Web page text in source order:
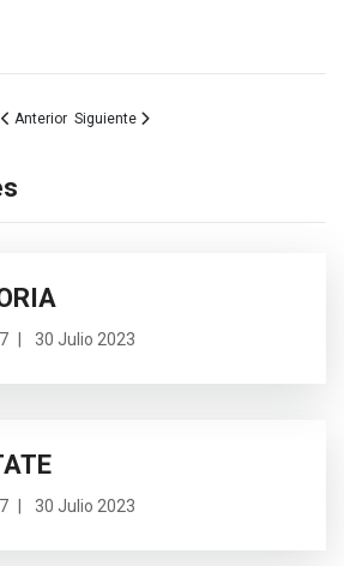
Artículo anterior: Inauguración de Obra de
Anterior Artículo siguiente: Autoridades
Siguiente
30 Julio 2023
30 Julio 2023